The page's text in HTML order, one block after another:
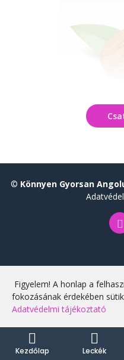
© Könnyen Gyorsan
Figyelem! A honlap a
fokozásának érdekében
Adatvédelmi tájékoztató
Kezdőlap Leckék